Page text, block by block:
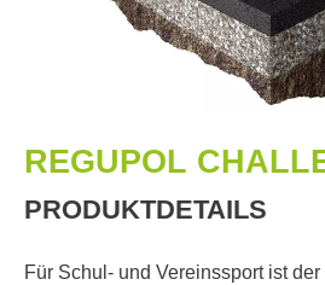
REGUPOL
PRODUKTDETAILS
Für Schul- und Vereinssport ist